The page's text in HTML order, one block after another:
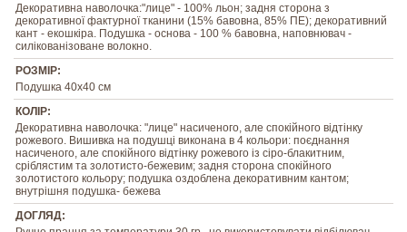
Декоративна наволочка:"лице" - 100% льон; задня сторона з
декоративної фактурної тканини (15% бавовна, 85% ПЕ); декоративний
кант - екошкіра. Подушка - основа - 100 % бавовна, наповнювач -
силікованізоване волокно.
РОЗМІР:
Подушка 40х40 см
КОЛІР:
Декоративна наволочка: "лице" насиченого, але спокійного відтінку
рожевого. Вишивка на подушці виконана в 4 кольори: поєднання
насиченого, але спокійного відтінку рожевого із сіро-блакитним,
сріблястим та золотисто-бежевим; задня сторона спокійного
золотистого кольору; подушка оздоблена декоративним кантом;
внутрішня подушка- бежева
ДОГЛЯД: